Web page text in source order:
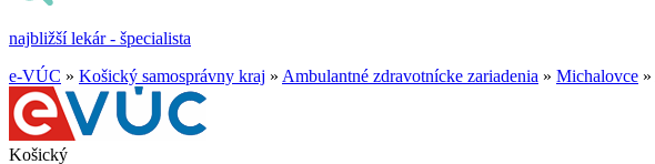
najbližší lekár - špecialista
e-VÚC » Košický samosprávny kraj » Ambulantné zdravotnícke zariadenia » Michalovce »
Košický